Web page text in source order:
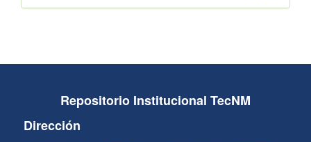
Repositorio Institucional TecNM
Dirección